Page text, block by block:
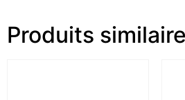
Produits